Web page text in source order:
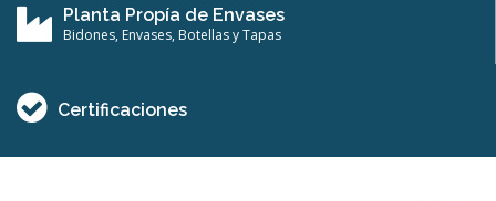
Planta Propía de Envases
Bidones, Envases, Botellas y Tapas
Certificaciones